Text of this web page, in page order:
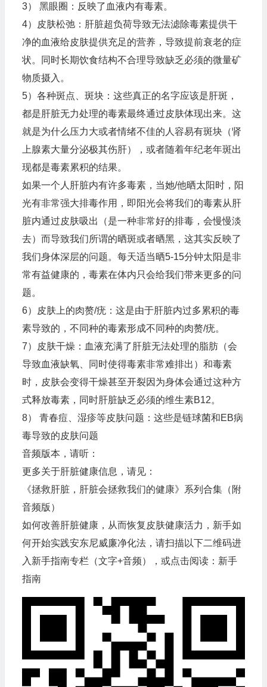
3） 黑眼圈：反映了血液内有毒素。
4）皮肤松弛：肝脏超负荷导致无法滤除毒素提供干
净的血液给皮肤提供充足的营养，导致提前衰老的症
状。同时长期饮食结构不合理导致缺乏必须的微量矿
物质摄入。
5）各种斑点、斑块：这些真正的名字应该是肝斑，
都是肝脏无力处理的毒素最终通过皮肤体现出来。这
就是为什么压力大或者情绪不佳的人容易有斑块（肾
上腺素大量分泌极其伤肝），或者随着年纪老年斑出
现都是毒素累积的结果。
如果一个人肝脏内有许多毒素，当她/他晒太阳时，阳
光有非常强大排毒作用，即阳光会将我们的毒素从肝
脏内通过皮肤吸出（是一种非常好的排毒，会慢慢淡
去）而导致我们所谓的晒斑或者晒黑，这其实反映了
我们身体深层的问题。每天适当晒5-15分钟太阳是非
常有益健康的，毒素在体内只会给我们带来更多的问
题。
6）皮肤上的肉赘/疣：这是由于肝脏内过多累积的毒
素导致的，不同种的毒素形成不同种的肉赘/疣。
7）皮肤干燥：血液充满了肝脏无法处理的脂肪（会
导致血液缺氧、同时使得毒素非常难排出）和毒素
时，皮肤会变得干燥甚至开裂因为身体会通过这种方
式释放毒素，同时肝脏缺乏必须的维生素B12。
8） 青春痘、湿疹等皮肤问题：这些是链球菌和EB病
毒导致的皮肤问题
音频版本，请听：
更多关于肝脏健康信息，请见：
《拯救肝脏，肝脏会拯救我们的健康》系列合集（附
音频版）
如何改善肝脏健康，从而恢复皮肤健康活力，新手如
何开始实践安东尼威廉净化法，请扫描以下二维码进
入新手指南专栏（文字+音频），或点击阅读： 新手
指南